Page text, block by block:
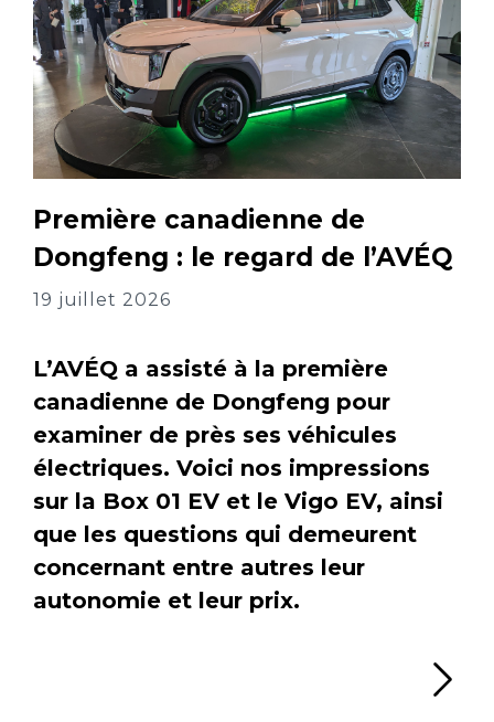
Première canadienne de
Dongfeng : le regard de l’AVÉQ
19 juillet 2026
L’AVÉQ a assisté à la première
canadienne de Dongfeng pour
examiner de près ses véhicules
électriques. Voici nos impressions
sur la Box 01 EV et le Vigo EV, ainsi
que les questions qui demeurent
concernant entre autres leur
autonomie et leur prix.